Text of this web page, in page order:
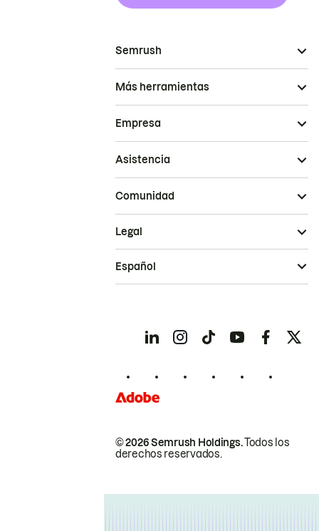
Semrush
Más herramientas
Empresa
Asistencia
Comunidad
© 2026 Semrush Holdings.Todos los
derechos reservados.
Legal
Español